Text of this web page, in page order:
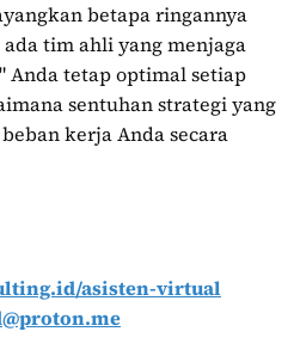
betapa ringannya
tim ahli yang menjaga
tetap optimal setiap
sentuhan strategi yang
kerja Anda secara
asisten-virtual